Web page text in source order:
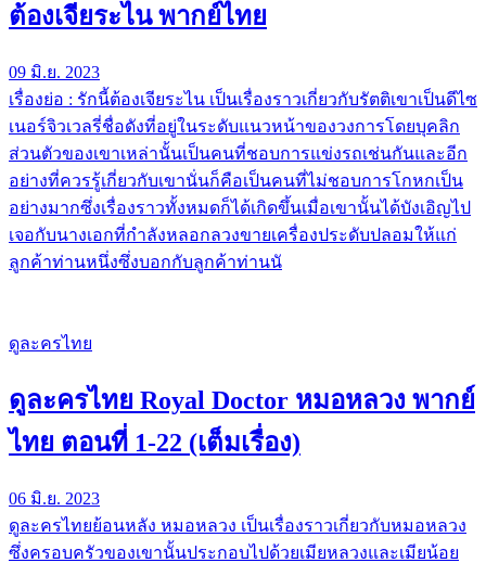
ต้องเจียระไน พากย์ไทย
09 มิ.ย. 2023
เรื่องย่อ : รักนี้ต้องเจียระไน เป็นเรื่องราวเกี่ยวกับรัตติเขาเป็นดีไซ
เนอร์จิวเวลรี่ชื่อดังที่อยู่ในระดับแนวหน้าของวงการโดยบุคลิก
ส่วนตัวของเขาเหล่านั้นเป็นคนที่ชอบการแข่งรถเช่นกันและอีก
อย่างที่ควรรู้เกี่ยวกับเขานั่นก็คือเป็นคนที่ไม่ชอบการโกหกเป็น
อย่างมากซึ่งเรื่องราวทั้งหมดก็ได้เกิดขึ้นเมื่อเขานั้นได้บังเอิญไป
เจอกับนางเอกที่กำลังหลอกลวงขายเครื่องประดับปลอมให้แก่
ลูกค้าท่านหนึ่งซึ่งบอกกับลูกค้าท่านนั
ดูละครไทย
ดูละครไทย Royal Doctor หมอหลวง พากย์
ไทย ตอนที่ 1-22 (เต็มเรื่อง)
06 มิ.ย. 2023
ดูละครไทยย้อนหลัง หมอหลวง เป็นเรื่องราวเกี่ยวกับหมอหลวง
ซึ่งครอบครัวของเขานั้นประกอบไปด้วยเมียหลวงและเมียน้อย